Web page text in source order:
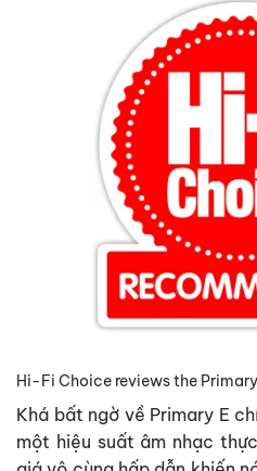
Hi-Fi Choice reviews the
Khá bất ngờ về Primary E
một hiệu suất âm nhạc